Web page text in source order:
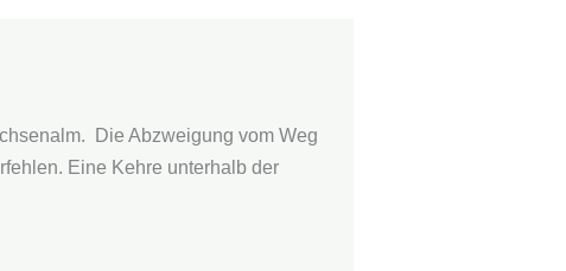
Die Abzweigung vom Weg
Eine Kehre unterhalb der